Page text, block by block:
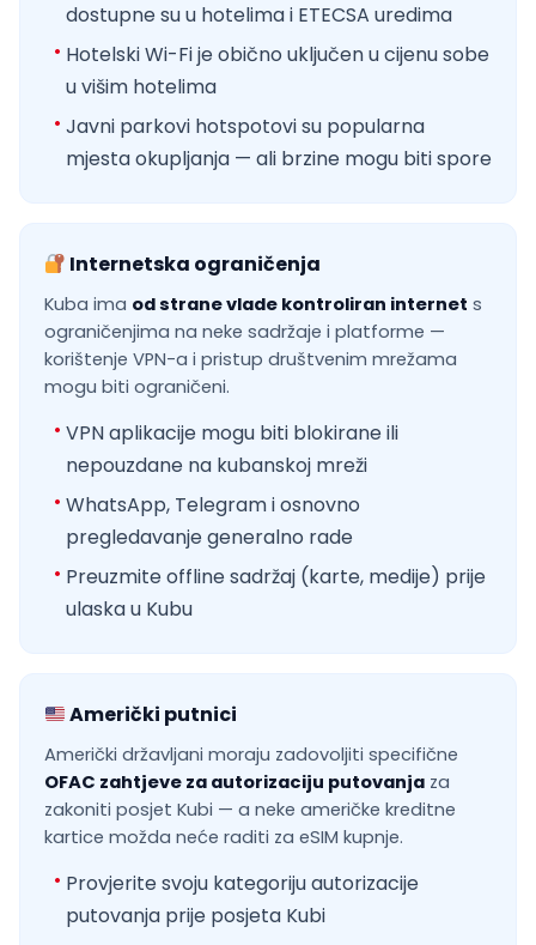
dostupne su u hotelima i ETECSA uredima
Hotelski Wi-Fi je obično uključen u cijenu sobe
u višim hotelima
Javni parkovi hotspotovi su popularna
mjesta okupljanja — ali brzine mogu biti spore
Internetska ograničenja
Kuba ima od strane vlade kontroliran internet s
ograničenjima na neke sadržaje i platforme —
korištenje VPN-a i pristup društvenim mrežama
mogu biti ograničeni.
VPN aplikacije mogu biti blokirane ili
nepouzdane na kubanskoj mreži
WhatsApp, Telegram i osnovno
pregledavanje generalno rade
Preuzmite offline sadržaj (karte, medije) prije
ulaska u Kubu
Američki putnici
Američki državljani moraju zadovoljiti specifične
OFAC zahtjeve za autorizaciju putovanja za
zakoniti posjet Kubi — a neke američke kreditne
kartice možda neće raditi za eSIM kupnje.
Provjerite svoju kategoriju autorizacije
putovanja prije posjeta Kubi